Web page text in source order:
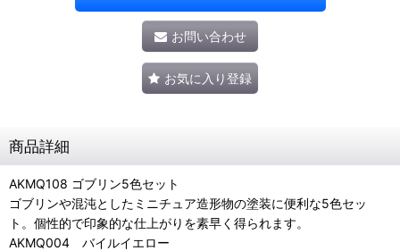
お問い合わせ
お気に入り登録
商品詳細
AKMQ108 ゴブリン5色セット
ゴブリンや混沌としたミニチュア造形物の塗装に便利な5色セッ
ト。個性的で印象的な仕上がりを素早く得られます。
AKMQ004 バイルイエロー